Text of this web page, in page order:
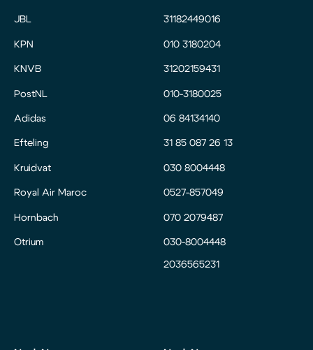
JBL
KPN
KNVB
PostNL
Adidas
Efteling
Kruidvat
Royal Air Maroc
Hornbach
Otrium
31182449016
010 3180204
31202159431
010-3180025
06 84134140
31 85 087 26 13
030 8004448
0527-857049
070 2079487
030-8004448
2036565231